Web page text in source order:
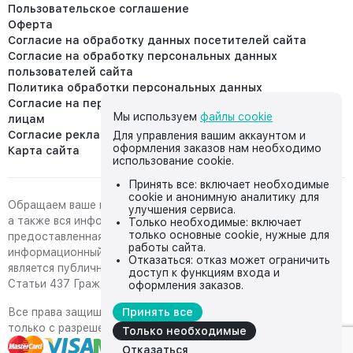
Пользовательское соглашение
Оферта
Согласие на обработку данных посетителей сайта
Согласие на обработку персональных данных
пользователей сайта
Политика обработки персональных данных
Согласие на передачу персональных данных третьим
лицам
Согласие реклама
Карта сайта
Обращаем ваше внимание на то, что данный интернет-сайт,
а также вся информация о товарах и ценах,
предоставленная на нём, носит исключительно
информационный характер и ни при каких условиях не
является публичной офертой, определяемой положениями
Статьи 437 Гражданского кодекса Российской Федерации.
Все права защищены, любое копирование с сайта возможно
только с разрешения владельца сайта
Мы используем файлы cookie
Для управления вашим аккаунтом и
оформления заказов нам необходимо
использование cookie.
Принять все: включает необходимые
cookie и анонимную аналитику для
улучшения сервиса.
Только необходимые: включает
только основные cookie, нужные для
работы сайта.
Отказаться: отказ может ограничить
доступ к функциям входа и
оформления заказов.
Принять все
Только необходимые
Отказаться